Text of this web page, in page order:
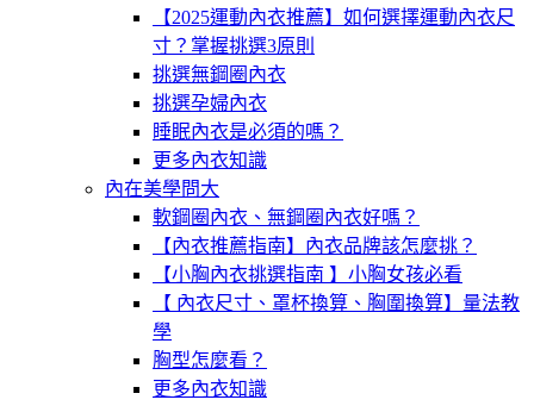
【2025運動內衣推薦】如何選擇運動內衣尺
寸？掌握挑選3原則
挑選無鋼圈內衣
挑選孕婦內衣
睡眠內衣是必須的嗎？
更多內衣知識
內在美學問大
軟鋼圈內衣、無鋼圈內衣好嗎？
【內衣推薦指南】內衣品牌該怎麼挑？
【小胸內衣挑選指南 】小胸女孩必看
【 內衣尺寸、罩杯換算、胸圍換算】量法教
學
胸型怎麼看？
更多內衣知識